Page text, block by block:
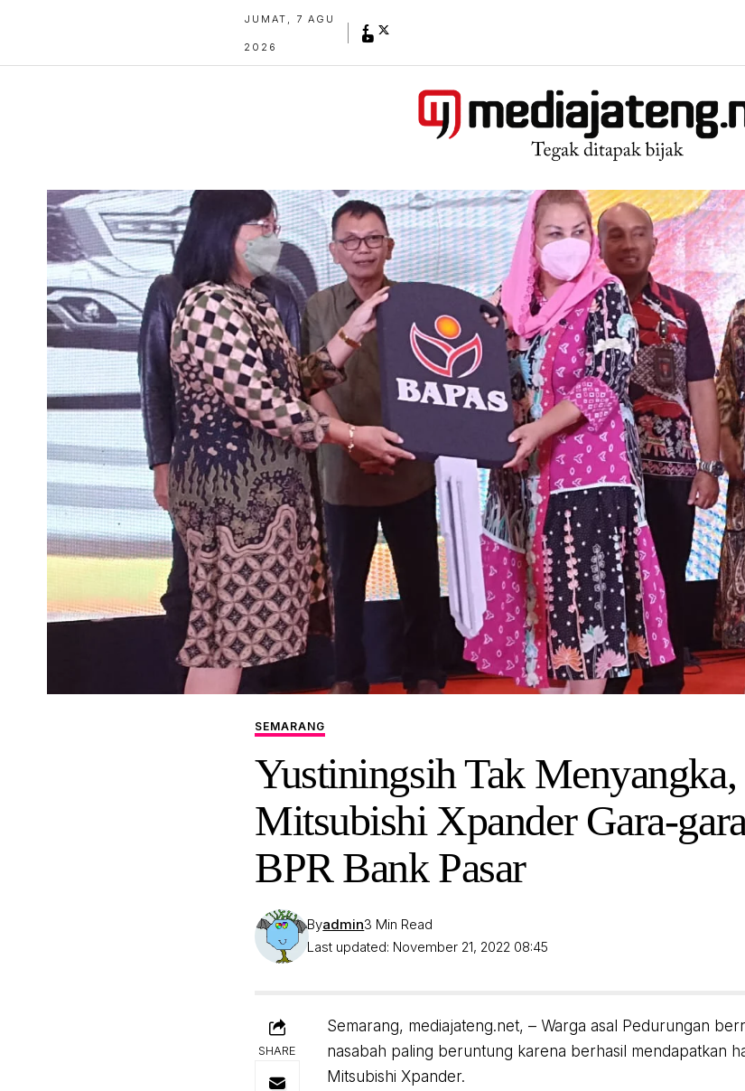
JUMAT, 7 AGU
2026
SEMARANG
Yustiningsih Tak
Mitsubishi Xpander Gara-
BPR Bank Pasar
Last updated: November 21, 2022 08:45
Byadmin3 Min Read
SHARE
Semarang, mediajateng.net, – Warga asal Pedurungan
nasabah paling beruntung karena berhasil mendapatkan
Mitsubishi Xpander.